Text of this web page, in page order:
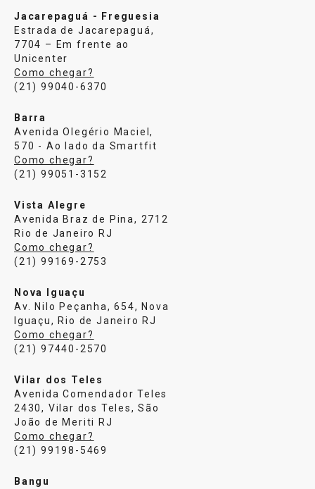
Jacarepaguá - Freguesia
Estrada de Jacarepaguá,
7704 – Em frente ao
Unicenter
Como chegar?
(21) 99040-6370
Barra
Avenida Olegério Maciel,
570 - Ao lado da Smartfit
Como chegar?
(21) 99051-3152
Vista Alegre
Avenida Braz de Pina, 2712
Rio de Janeiro RJ
Como chegar?
(21) 99169-2753
Nova Iguaçu
Av. Nilo Peçanha, 654, Nova
Iguaçu, Rio de Janeiro RJ
Como chegar?
(21) 97440-2570
Vilar dos Teles
Avenida Comendador Teles
2430, Vilar dos Teles, São
João de Meriti RJ
Como chegar?
(21) 99198-5469
Bangu